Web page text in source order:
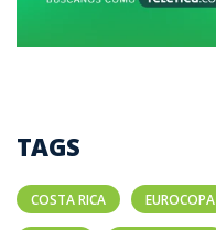
TAGS
COSTA RICA EUROCOPA